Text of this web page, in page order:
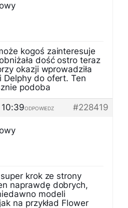
kogoś zainteresuje
dość ostro teraz
okazji wprowadziła
Delphy do ofert. Ten
podoba
#228419
ODPOWIEDZ
krok ze strony
naprawdę dobrych,
modeli
na przykład Flower